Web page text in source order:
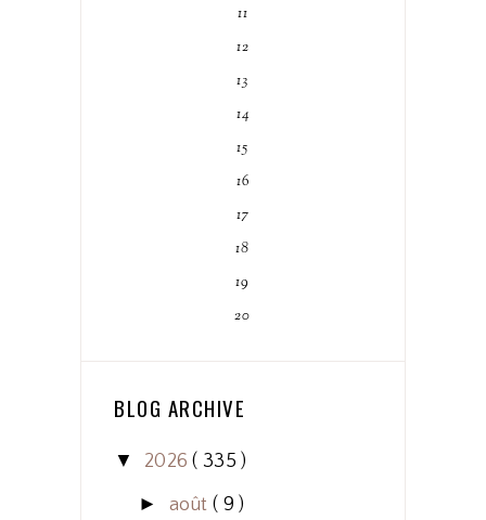
11
12
13
14
15
16
17
18
19
20
BLOG ARCHIVE
▼ 2026( 335 )
► août ( 9 )